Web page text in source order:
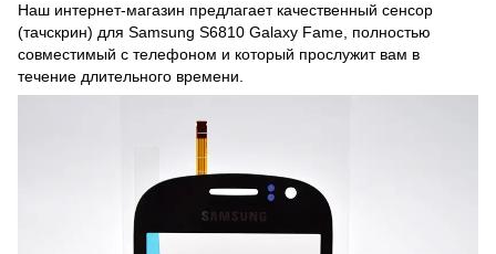
Наш интернет-магазин предлагает качественный сенсор
(тачскрин) для Samsung S6810 Galaxy Fame, полностью
совместимый с телефоном и который прослужит вам в
течение длительного времени.